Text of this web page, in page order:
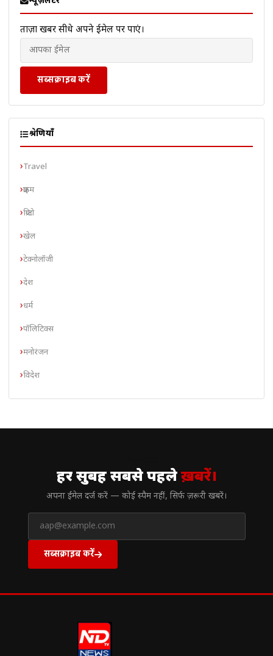
ताज़ा खबरें सीधे अपने ईमेल पर पाएं।
सब्सक्राइब करें
श्रेणियाँ
Travel
क्राइम
क्रिप्टो
खेल
टेक्नोलॉजी
देश
धर्म
पॉलिटिक्स
मनोरंजन
विदेश
हर सुबह सबसे पहलेख़बरें।
अपना ईमेल दर्ज करें — कोई स्पैम नहीं, सिर्फ ज़रूरी खबरें।
सब्सक्राइब करें